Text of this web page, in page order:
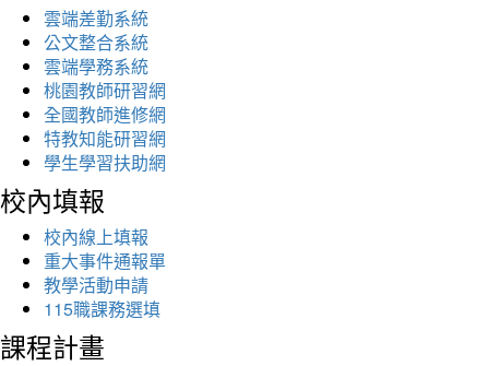
雲端差勤系統
公文整合系統
雲端學務系統
桃園教師研習網
全國教師進修網
特教知能研習網
學生學習扶助網
校內填報
校內線上填報
重大事件通報單
教學活動申請
115職課務選填
課程計畫